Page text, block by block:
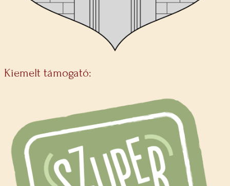
Kiemelt támogató: